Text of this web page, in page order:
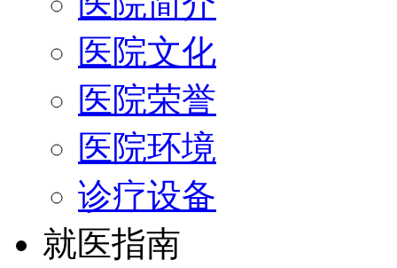
医院文化
医院荣誉
医院环境
诊疗设备
就医指南